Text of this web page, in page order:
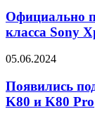
оценила
смартфон
среднего
класса
Xperia
VII
Официально
класса Sony
Появились
о
смартфонах
Redmi
05.06.2024
Появились
K80 и K80 Pro